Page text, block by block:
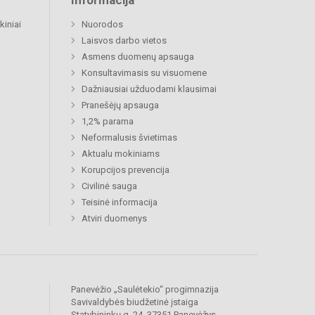
Nuorodos
Laisvos darbo vietos
Asmens duomenų apsauga
Konsultavimasis su visuomene
Dažniausiai užduodami klausimai
Pranešėjų apsauga
1,2% parama
Neformalusis švietimas
Aktualu mokiniams
Korupcijos prevencija
Civilinė sauga
Teisinė informacija
Atviri duomenys
Panevėžio „Saulėtekio“ progimnazija
Savivaldybės biudžetinė įstaiga